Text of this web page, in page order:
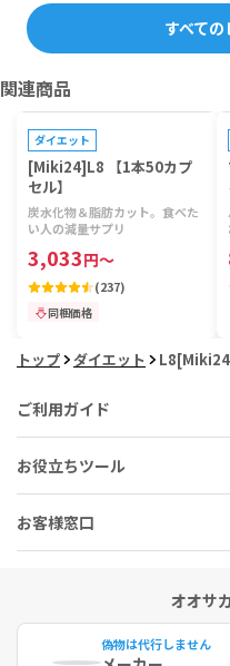
すべて
関連商品
プレゼントキャンペーン対象
ダイエット
[Miki24]L8 【1本50カプ
セル】
炭水化物＆脂肪カット。食べた
い人の減量サプリ
3,033円～
(237)
同梱価格
トップ ダイエット
ご利用ガイド
お役立ちツール
お客様窓口
オオサ
偽物は代行しません